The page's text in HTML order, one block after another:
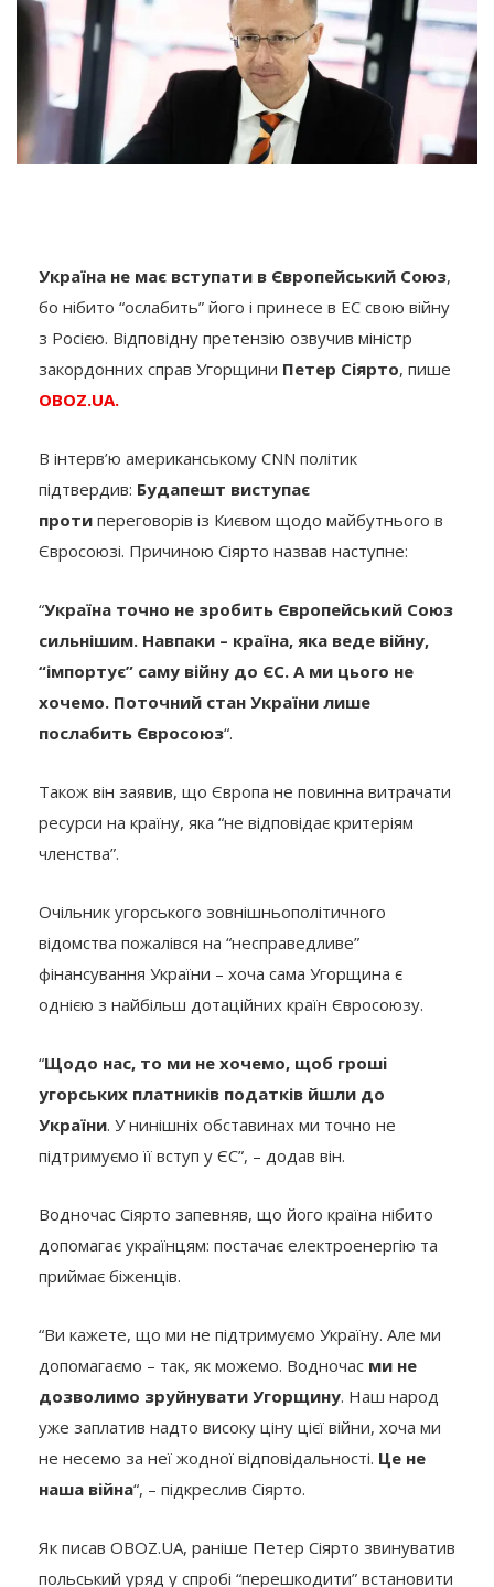
Україна не має вступати в Європейський Союз,
бо нібито “ослабить” його і принесе в ЕС свою війну
з Росією. Відповідну претензію озвучив міністр
закордонних справ Угорщини Петер Сіярто, пише
OBOZ.UA.
В інтерв’ю американському CNN політик
підтвердив: Будапешт виступає
проти переговорів із Києвом щодо майбутнього в
Євросоюзі. Причиною Сіярто назвав наступне:
“Україна точно не зробить Європейський Союз
сильнішим. Навпаки – країна, яка веде війну,
“імпортує” саму війну до ЄС. А ми цього не
хочемо. Поточний стан України лише
послабить Євросоюз“.
Також він заявив, що Європа не повинна витрачати
ресурси на країну, яка “не відповідає критеріям
членства”.
Очільник угорського зовнішньополітичного
відомства пожалівся на “несправедливе”
фінансування України – хоча сама Угорщина є
однією з найбільш дотаційних країн Євросоюзу.
“Щодо нас, то ми не хочемо, щоб гроші
угорських платників податків йшли до
України. У нинішніх обставинах ми точно не
підтримуємо її вступ у ЄС”, – додав він.
Водночас Сіярто запевняв, що його країна нібито
допомагає українцям: постачає електроенергію та
приймає біженців.
“Ви кажете, що ми не підтримуємо Україну. Але ми
допомагаємо – так, як можемо. Водночас ми не
дозволимо зруйнувати Угорщину. Наш народ
уже заплатив надто високу ціну цієї війни, хоча ми
не несемо за неї жодної відповідальності. Це не
наша війна“, – підкреслив Сіярто.
Як писав OBOZ.UA, раніше Петер Сіярто звинуватив
польський уряд у спробі “перешкодити” встановити